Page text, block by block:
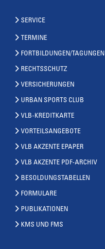
SERVICE
TERMINE
FORTBILDUNGEN/TAGUNGEN
RECHTSSCHUTZ
VERSICHERUNGEN
URBAN SPORTS CLUB
VLB-KREDITKARTE
VORTEILSANGEBOTE
VLB AKZENTE EPAPER
VLB AKZENTE PDF-ARCHIV
BESOLDUNGSTABELLEN
FORMULARE
PUBLIKATIONEN
KMS UND FMS